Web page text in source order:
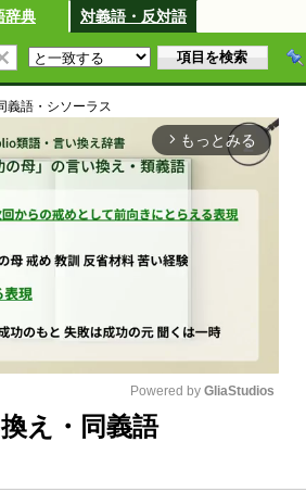
辞典 対義語・反対語
義語・シソーラス
arrow_forward_ios もっとみる
Powered by GliaStudios
え・同義語